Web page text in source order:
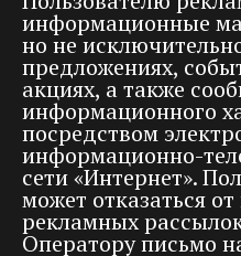
информационные
но не
предложениях,
акциях, а также
информационного
посредством
информационно-
сети «Интернет».
может отказаться
рекламных
Оператору письмо